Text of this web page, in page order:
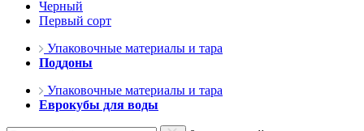
Черный
Первый сорт
Упаковочные материалы и тара
Поддоны
Упаковочные материалы и тара
Еврокубы для воды